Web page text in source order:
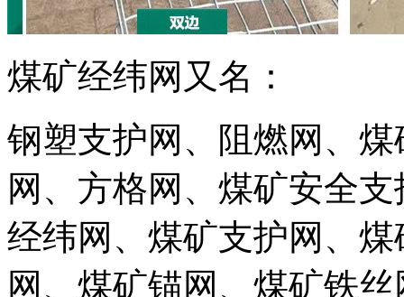
煤矿经纬网又名：
钢塑支护网、阻燃网、
网、方格网、煤矿安全
经纬网、煤矿支护网、
网、煤矿锚网、煤矿铁